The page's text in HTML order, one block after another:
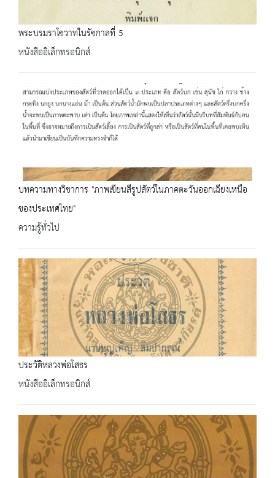
พระบรมราโชวาทในรัชกาลที่ 5
หนังสืออิเล็กทรอนิกส์
บทความทางวิชาการ "ภาพเขียนสีรูปสัตว์ในภาคตะวันออกเฉียงเหนือ
ของประเทศไทย"
ความรู้ทั่วไป
ประวัติหลวงพ่อโสธร
หนังสืออิเล็กทรอนิกส์